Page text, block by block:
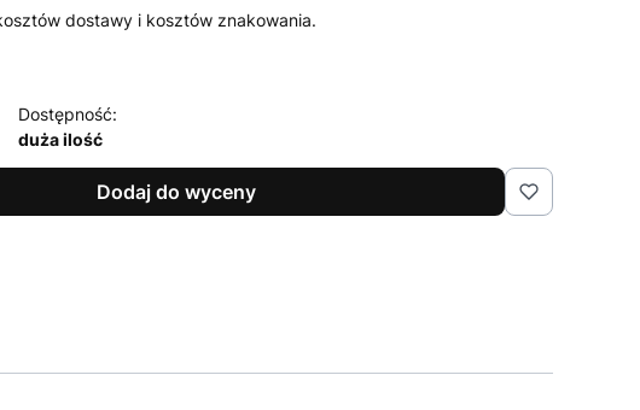
dostawy i kosztów znakowania.
Dostępność:
duża ilość
Dodaj do wyceny